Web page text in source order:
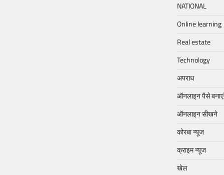
NATIONAL
Online learning
Real estate
Technology
अपराध
ऑनलाइन पैसे बनाएं
ऑनलाइन सीखने
कोरबा न्यूज
क्राइम न्यूज
खेल